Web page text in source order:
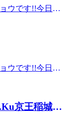
時～20時〒206-
ア30分コース
円)8/1(金)の
ージよりも
時間:11時～20時
ぐします。ボデ
ッドケア10分→
ヘッドケア20分
ッチ20分+アイ
待ちしておりま
・☆★☆マッ
王稲城店営業時
ウです!!今日の
、股関節まわり
ケアできます。
加で10分延長を
体勢の横向きが
、徹底的にケア
メニューをつけ
するのがおすす
ウです!!今日の
、股関節まわり
ケアできます。
加で10分延長を
京王稲城